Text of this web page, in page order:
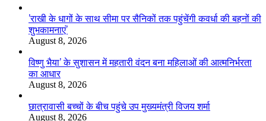
’राखी के धागों के साथ सीमा पर सैनिकों तक पहुंचेंगी कवर्धा की बहनों की
शुभकामनाएं’
August 8, 2026
विष्णु भैया’ के सुशासन में महतारी वंदन बना महिलाओं की आत्मनिर्भरता
का आधार
August 8, 2026
छात्रावासी बच्चों के बीच पहुंचे उप मुख्यमंत्री विजय शर्मा
August 8, 2026